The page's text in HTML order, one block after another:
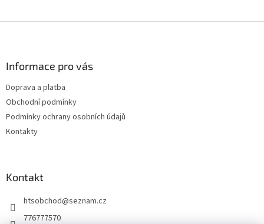
Informace pro vás
Doprava a platba
Obchodní podmínky
Podmínky ochrany osobních údajů
Kontakty
Kontakt
htsobchod@seznam.cz
776777570